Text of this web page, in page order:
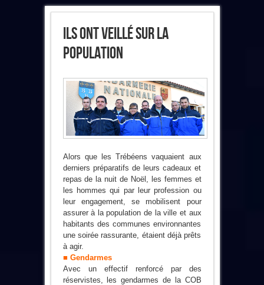
Ils Ont Veillé Sur La
Population
Alors que les Trébéens vaquaient aux
derniers préparatifs de leurs cadeaux et
repas de la nuit de Noël, les femmes et
les hommes qui par leur profession ou
leur engagement, se mobilisent pour
assurer à la population de la ville et aux
habitants des communes environnantes
une soirée rassurante, étaient déjà prêts
à agir.
■ Gendarmes
Avec un effectif renforcé par des
réservistes, les gendarmes de la COB